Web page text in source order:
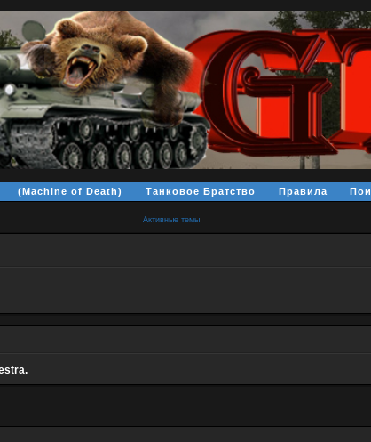
(Machine of Death) Танковое Братство Правила
Активные темы